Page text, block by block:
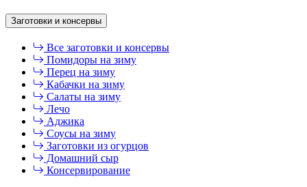
Заготовки и консервы
Все заготовки и консервы
Помидоры на зиму
Перец на зиму
Кабачки на зиму
Салаты на зиму
Лечо
Аджика
Соусы на зиму
Заготовки из огурцов
Домашний сыр
Консервирование